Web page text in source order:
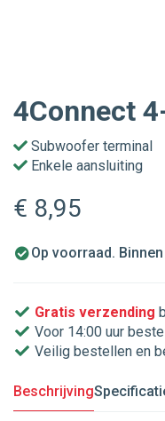
4Connect
Subwoofer terminal
Enkele aansluiting
€ 8,95
Op voorraad.
Gratis verzending
Voor 14:00 uur
Veilig bestellen en
Beschrijving